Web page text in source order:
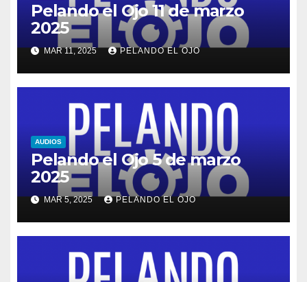
Pelando el Ojo 11 de marzo
2025
MAR 11, 2025 PELANDO EL OJO
AUDIOS
Pelando el Ojo 5 de marzo
2025
MAR 5, 2025 PELANDO EL OJO